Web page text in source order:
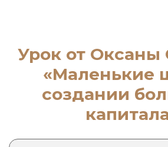
Урок от Оксаны
«Маленькие
создании